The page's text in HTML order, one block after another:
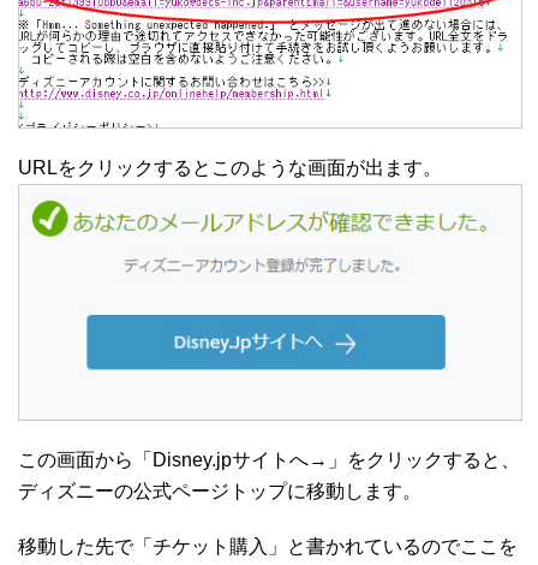
URLをクリックするとこのような画面が出ます。
この画面から「Disney.jpサイトへ→」をクリックすると、
ディズニーの公式ページトップに移動します。
移動した先で「チケット購入」と書かれているのでここを